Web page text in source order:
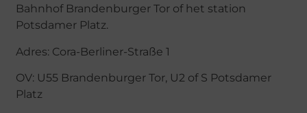
Bahnhof Brandenburger Tor of het station
Potsdamer Platz.
Adres: Cora-Berliner-Straße 1
OV: U55 Brandenburger Tor, U2 of S Potsdamer
Platz